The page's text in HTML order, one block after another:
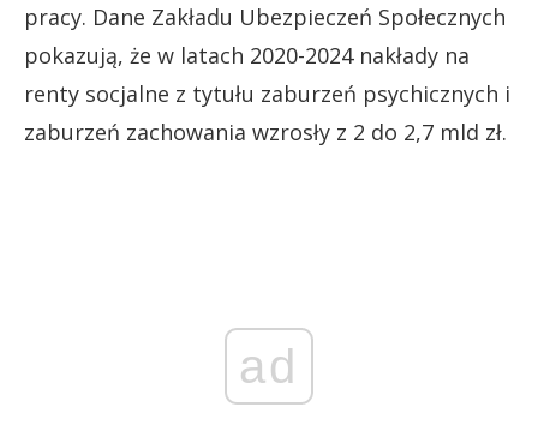
pracy. Dane Zakładu Ubezpieczeń Społecznych
pokazują, że w latach 2020-2024 nakłady na
renty socjalne z tytułu zaburzeń psychicznych i
zaburzeń zachowania wzrosły z 2 do 2,7 mld zł.
ad